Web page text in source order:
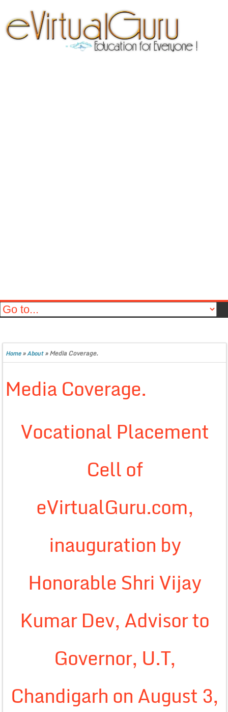
Home»About»Media Coverage.
Media Coverage.
Vocational Placement
Cell of
eVirtualGuru.com,
inauguration by
Honorable Shri Vijay
Kumar Dev, Advisor to
Governor, U.T,
Chandigarh on August 3,